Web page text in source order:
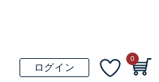
ログイン
0